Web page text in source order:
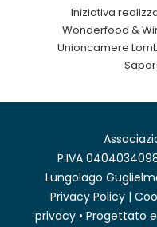
Iniziativa
Wonderfood &
Unioncamere
P.IVA
Lungolago
Privacy Policy |
privacy• Progettato